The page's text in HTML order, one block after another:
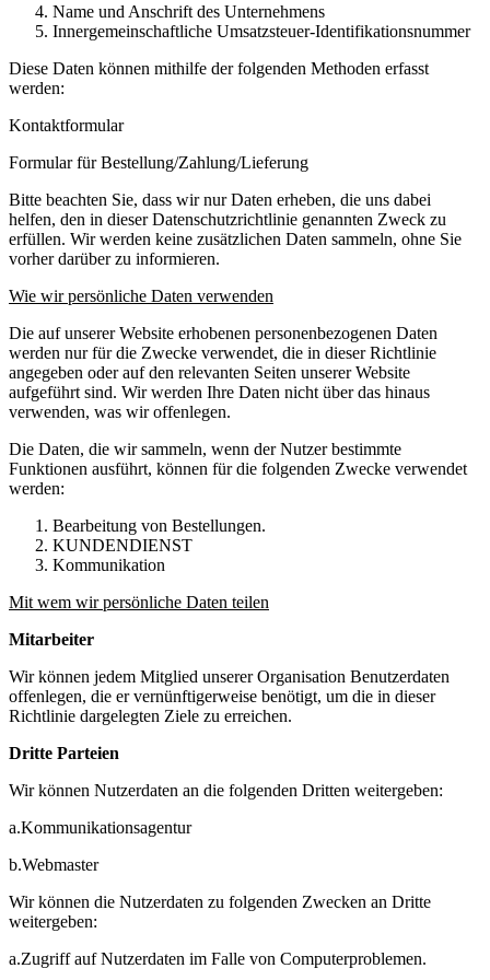
Name und Anschrift des Unternehmens
Innergemeinschaftliche Umsatzsteuer-Identifikationsnummer
Diese Daten können mithilfe der folgenden Methoden erfasst
werden:
Kontaktformular
Formular für Bestellung/Zahlung/Lieferung
Bitte beachten Sie, dass wir nur Daten erheben, die uns dabei
helfen, den in dieser Datenschutzrichtlinie genannten Zweck zu
erfüllen. Wir werden keine zusätzlichen Daten sammeln, ohne Sie
vorher darüber zu informieren.
Wie wir persönliche Daten verwenden
Die auf unserer Website erhobenen personenbezogenen Daten
werden nur für die Zwecke verwendet, die in dieser Richtlinie
angegeben oder auf den relevanten Seiten unserer Website
aufgeführt sind. Wir werden Ihre Daten nicht über das hinaus
verwenden, was wir offenlegen.
Die Daten, die wir sammeln, wenn der Nutzer bestimmte
Funktionen ausführt, können für die folgenden Zwecke verwendet
werden:
Bearbeitung von Bestellungen.
KUNDENDIENST
Kommunikation
Mit wem wir persönliche Daten teilen
Mitarbeiter
Wir können jedem Mitglied unserer Organisation Benutzerdaten
offenlegen, die er vernünftigerweise benötigt, um die in dieser
Richtlinie dargelegten Ziele zu erreichen.
Dritte Parteien
Wir können Nutzerdaten an die folgenden Dritten weitergeben:
a.Kommunikationsagentur
b.Webmaster
Wir können die Nutzerdaten zu folgenden Zwecken an Dritte
weitergeben:
а.Zugriff auf Nutzerdaten im Falle von Computerproblemen.